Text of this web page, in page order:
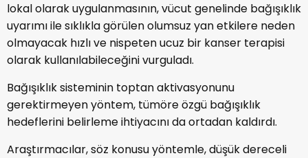
lokal olarak uygulanmasının, vücut genelinde bağışıklık
uyarımı ile sıklıkla görülen olumsuz yan etkilere neden
olmayacak hızlı ve nispeten ucuz bir kanser terapisi
olarak kullanılabileceğini vurguladı.
Bağışıklık sisteminin toptan aktivasyonunu
gerektirmeyen yöntem, tümöre özgü bağışıklık
hedeflerini belirleme ihtiyacını da ortadan kaldırdı.
Araştırmacılar, söz konusu yöntemle, düşük dereceli